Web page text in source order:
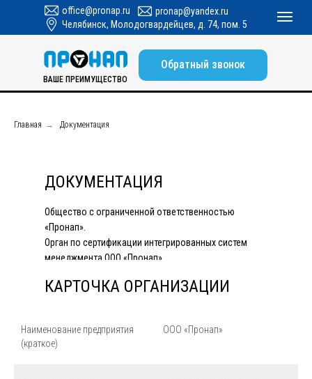
ВАШЕ ПРЕИМУЩЕСТВО
office@pronap.ru
pronap@yandex.ru
Челябинск, Молодогвардейцев, д. 74, пом. 5
Обратный звонок
Главная → Документация
ДОКУМЕНТАЦИЯ
Общество с ограниченной ответственностью
«Пронап».
Орган по сертификации интегрированных систем
менеджмента ООО «Пронап».
КАРТОЧКА ОРГАНИЗАЦИИ
Наименование предприятия
(краткое)
ООО «Пронап»